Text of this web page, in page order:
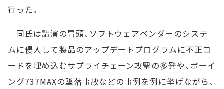
行った。
同氏は講演の冒頭、ソフトウェアベンダーのシステ
ムに侵入して製品のアップデートプログラムに不正コ
ードを埋め込むサプライチェーン攻撃の多発や、ボーイ
ング737MAXの墜落事故などの事例を例に挙げながら、